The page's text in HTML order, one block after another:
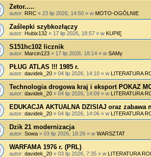
Zetor.....
autor: RRC » 23 lip 2026, 14:50 » w MOTO-OGÓLNIE
Zaślepki szybkozłączy
autor: Hubix132 » 17 lip 2026, 18:57 » w KUPIĘ
S151hc102 licznik
autor: Marcin123 » 17 lip 2026, 18:14 » w SAMy
PŁUG ATLAS !!! 1985 r.
autor: davidek_20 » 04 lip 2026, 14:10 » w LITERATURA
Technologia drogowa kraj i eksport POKAZ
autor: davidek_20 » 04 lip 2026, 14:09 » w LITERATURA
EDUKACJA AKTUALNA DZISIAJ oraz zabawa
autor: davidek_20 » 04 lip 2026, 14:06 » w LITERATURA
Dzik 21 modernizacja
autor: Sowa » 03 lip 2026, 18:26 » w WARSZTAT
WARFAMA 1976 r. (PRL)
autor: davidek_20 » 03 lip 2026, 7:35 » w LITERATURA